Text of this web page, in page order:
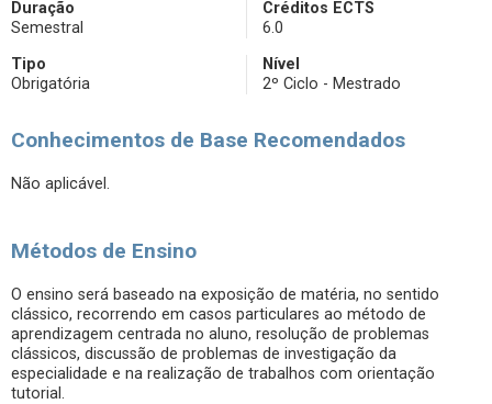
Duração
Semestral
Créditos ECTS
6.0
Tipo
Obrigatória
Nível
2º Ciclo - Mestrado
Conhecimentos de Base Recomendados
Não aplicável.
Métodos de Ensino
O ensino será baseado na exposição de matéria, no sentido
clássico, recorrendo em casos particulares ao método de
aprendizagem centrada no aluno, resolução de problemas
clássicos, discussão de problemas de investigação da
especialidade e na realização de trabalhos com orientação
tutorial.